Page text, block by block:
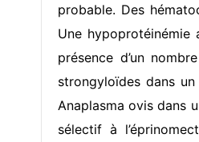
probable. Des
Une hypoprotéinémie
présence d’un
strongyloïdes dans
Anaplasma ovis dans
sélectif à